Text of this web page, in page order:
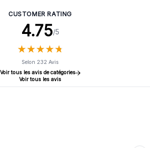
CUSTOMER RATING
4.75/5
★★★★★
★★★★★
Selon 232 Avis
Voir tous les avis de catégories
Voir tous les avis